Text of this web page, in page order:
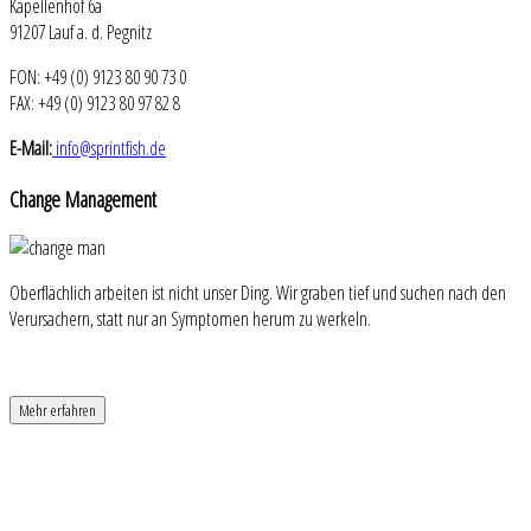
Kapellenhof 6a
91207 Lauf a. d. Pegnitz
FON: +49 (0) 9123 80 90 73 0
FAX: +49 (0) 9123 80 97 82 8
E-Mail:info@sprintfish.de
Change Management
Oberflächlich arbeiten ist nicht unser Ding. Wir graben tief und suchen nach den
Verursachern, statt nur an Symptomen herum zu werkeln.
Mehr erfahren